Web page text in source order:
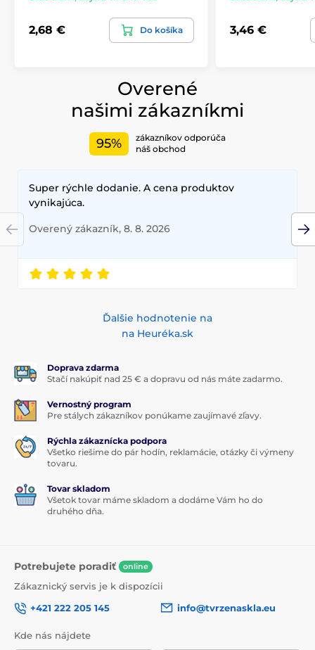
2,68 € Do košíka 3,46 €
Overené
našimi zákazníkmi
95%
zákazníkov odporúča
náš obchod
Super rýchle dodanie. A cena produktov
vynikajúca.
Overený zákazník, 8. 8. 2026
Ďalšie hodnotenie na
na Heuréka.sk
Doprava zdarma
Stačí nakúpiť nad 25 € a dopravu od nás máte zadarmo.
Vernostný program
Pre stálych zákazníkov ponúkame zaujímavé zľavy.
Rýchla zákaznícka podpora
Všetko riešime do pár hodín, reklamácie, otázky či výmeny
tovaru.
Tovar skladom
Všetok tovar máme skladom a dodáme Vám ho do
druhého dňa.
Potrebujete poradiť online
Zákaznický servis je k dispozícii
+421 222 205 145
info@tvrzenaskla.eu
Kde nás nájdete